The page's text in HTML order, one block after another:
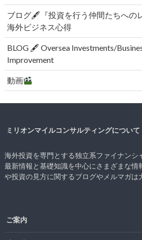
ブログ🖋『投資を行う仲間たちへの
海外ビジネス心得
BLOG 🖋 Oversea Investments/
Improvement
動画
ミリオンマイルコンサルティングについて
海外投資を専門とする独立系ファイナンシ
最新情報と基礎知識を中心にさまざまな情
や投資の見方に関するブログやメルマガは
ご案内